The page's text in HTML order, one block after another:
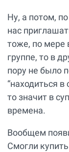
Ну, а потом,
нас
тоже, по мере
группе, то в
пору не было
“находиться
то значит в
времена.
Вообщем
Смогли